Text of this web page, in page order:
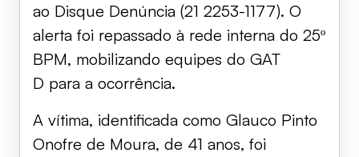
ao Disque Denúncia (21 2253-1177). O
alerta foi repassado à rede interna do 25º
BPM, mobilizando equipes do GAT
D para a ocorrência.
A vítima, identificada como Glauco Pinto
Onofre de Moura, de 41 anos, foi